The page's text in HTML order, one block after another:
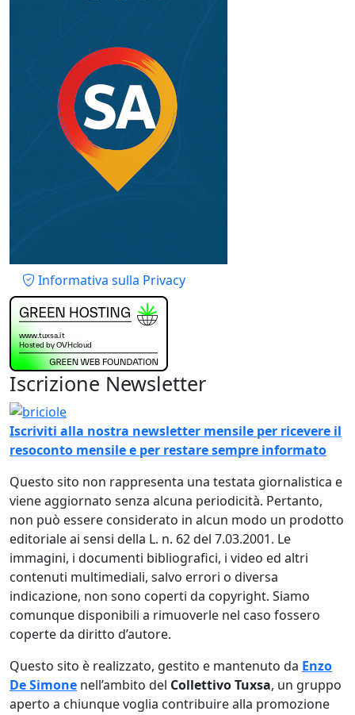
Piè di pagina
Informativa sulla Privacy
Iscrizione Newsletter
Immagine
Iscriviti alla nostra newsletter mensile per ricevere il
resoconto mensile e per restare sempre informato
Questo sito non rappresenta una testata giornalistica e
viene aggiornato senza alcuna periodicità. Pertanto,
non può essere considerato in alcun modo un prodotto
editoriale ai sensi della L. n. 62 del 7.03.2001. Le
immagini, i documenti bibliografici, i video ed altri
contenuti multimediali, salvo errori o diversa
indicazione, non sono coperti da copyright. Siamo
comunque disponibili a rimuoverle nel caso fossero
coperte da diritto d’autore.
Questo sito è realizzato, gestito e mantenuto da Enzo
De Simone nell’ambito del Collettivo Tuxsa, un gruppo
aperto a chiunque voglia contribuire alla promozione